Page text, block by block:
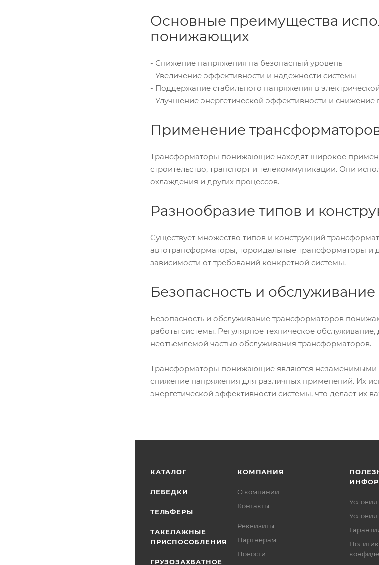
Основные преимущества
понижающих
- Снижение напряжения на безопасный уровень
- Увеличение эффективности и надежности системы
- Поддержание стабильного напряжения в
- Улучшение энергетической эффективности и снижение
Применение
Трансформаторы понижающие находят широкое
строительство, транспорт и телекоммуникации. Они
охлаждения и других процессов.
Разнообразие типов и
Существует множество типов и конструкций
автотрансформаторы, тороидальные трансформаторы и
зависимости от требований конкретной системы.
Безопасность и
Безопасность и обслуживание трансформаторов
работы системы. Регулярное техническое
неотъемлемой частью обслуживания трансформаторов.
Трансформаторы понижающие являются незаменимыми
снижение напряжения для различных применений. Их
энергетической эффективности системы, что делает
КАТАЛОГ
ЛЕБЕДКИ
ТЕЛЬФЕРЫ
ТАКЕЛАЖНЫЕ
ПРИСПОСОБЛЕНИЯ
ГРУЗОЗАХВАТНОЕ
КОМПАНИЯ
О компании
Контакты
Реквизиты
Партнерам
Новости
Условия
Условия